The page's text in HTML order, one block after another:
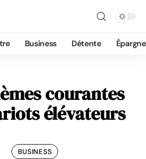
Business Détente Épargne
courantes
élévateurs
BUSINESS